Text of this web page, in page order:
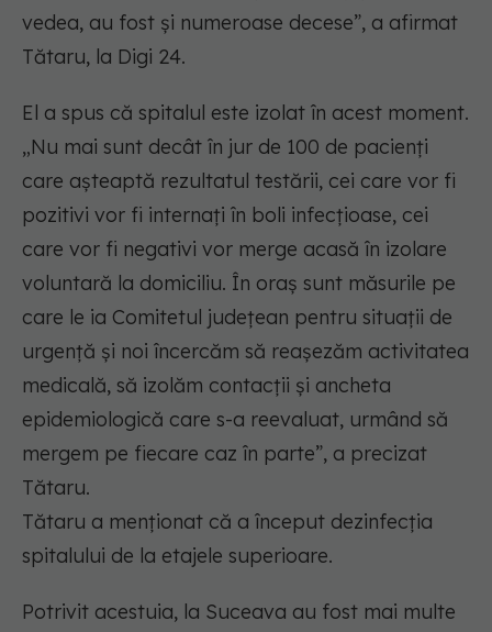
vedea, au fost şi numeroase decese”, a afirmat
Tătaru, la Digi 24.
El a spus că spitalul este izolat în acest moment.
„Nu mai sunt decât în jur de 100 de pacienţi
care aşteaptă rezultatul testării, cei care vor fi
pozitivi vor fi internaţi în boli infecţioase, cei
care vor fi negativi vor merge acasă în izolare
voluntară la domiciliu. În oraş sunt măsurile pe
care le ia Comitetul judeţean pentru situaţii de
urgenţă şi noi încercăm să reaşezăm activitatea
medicală, să izolăm contacţii şi ancheta
epidemiologică care s-a reevaluat, urmând să
mergem pe fiecare caz în parte”, a precizat
Tătaru.
Tătaru a menţionat că a început dezinfecţia
spitalului de la etajele superioare.
Potrivit acestuia, la Suceava au fost mai multe